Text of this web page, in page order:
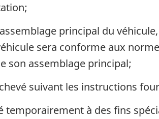
principal du
sera conforme aux
son assemblage principal;
suivant les instructions
à des fins